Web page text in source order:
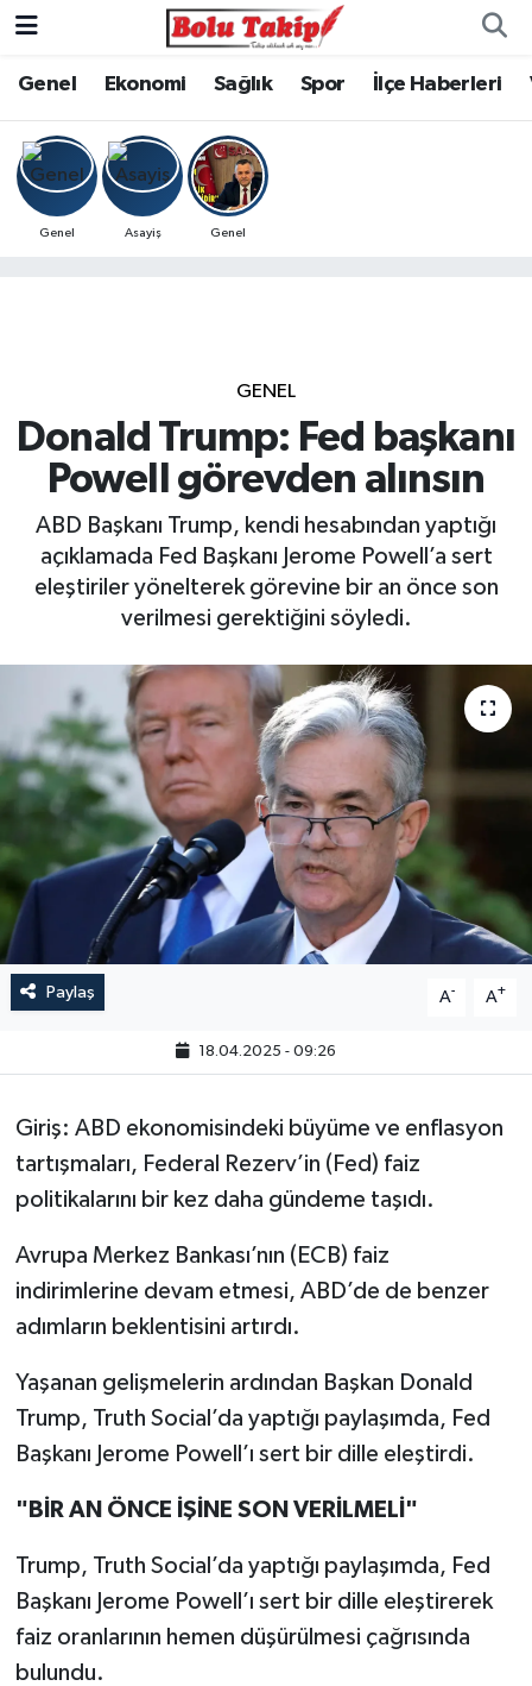
Genel Ekonomi Sağlık Spor İlçe Haberleri
Genel Asayiş Genel
GENEL
Donald Trump: Fed başkanı
Powell görevden alınsın
ABD Başkanı Trump, kendi hesabından yaptığı
açıklamada Fed Başkanı Jerome Powell’a sert
eleştiriler yönelterek görevine bir an önce son
verilmesi gerektiğini söyledi.
Paylaş A- A+
18.04.2025 - 09:26
Giriş: ABD ekonomisindeki büyüme ve enflasyon
tartışmaları, Federal Rezerv’in (Fed) faiz
politikalarını bir kez daha gündeme taşıdı.
Avrupa Merkez Bankası’nın (ECB) faiz
indirimlerine devam etmesi, ABD’de de benzer
adımların beklentisini artırdı.
Yaşanan gelişmelerin ardından Başkan Donald
Trump, Truth Social’da yaptığı paylaşımda, Fed
Başkanı Jerome Powell’ı sert bir dille eleştirdi.
"BİR AN ÖNCE İŞİNE SON VERİLMELİ"
Trump, Truth Social’da yaptığı paylaşımda, Fed
Başkanı Jerome Powell’ı sert bir dille eleştirerek
faiz oranlarının hemen düşürülmesi çağrısında
bulundu.